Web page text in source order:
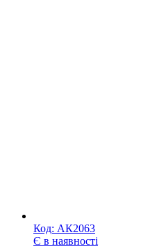
Код: АК2063
Є в наявності